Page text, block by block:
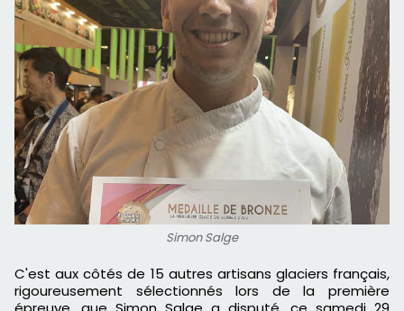
Simon Salge
C'est aux côtés de 15 autres artisans glaciers français,
rigoureusement sélectionnés lors de la première